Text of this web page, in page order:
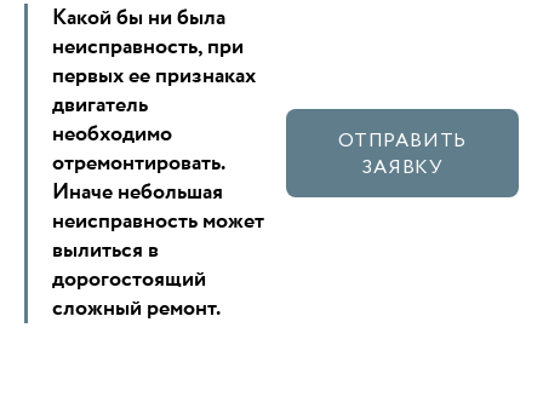
Какой бы ни была
неисправность, при
первых ее признаках
двигатель
необходимо
отремонтировать.
Иначе небольшая
неисправность может
вылиться в
дорогостоящий
сложный ремонт.
ОТПРАВИТЬ
ЗАЯВКУ